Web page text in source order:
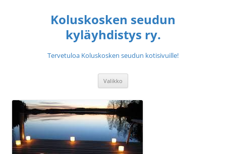
Koluskosken seudun
kyläyhdistys ry.
Tervetuloa Koluskosken seudun kotisivuille!
Valikko